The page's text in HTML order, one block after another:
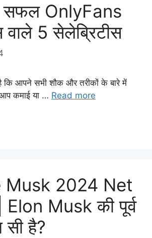
OnlyFans
5 सेलेब्रिटीस
कि आपने सभी शौक और तरीकों के बारे में
कमाई या … Read more
Musk 2024 Net
Musk की पूर्व
सी है?